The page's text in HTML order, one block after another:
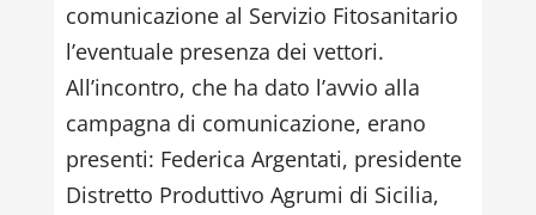
comunicazione al Servizio Fitosanitario
l’eventuale presenza dei vettori.
All’incontro, che ha dato l’avvio alla
campagna di comunicazione, erano
presenti: Federica Argentati, presidente
Distretto Produttivo Agrumi di Sicilia,